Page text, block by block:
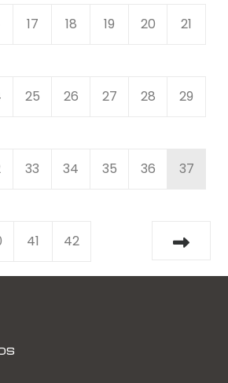
17 18 19 20 21
25 26 27 28 29
33 34 35 36 37
41 42